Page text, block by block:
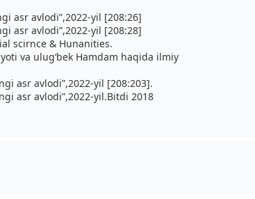
asr avlodi”,2022-yil [208:26]
asr avlodi”,2022-yil [208:28]
scirnce & Hunanities.
va ulug‘bek Hamdam haqida ilmiy
asr avlodi”,2022-yil [208:203].
asr avlodi”,2022-yil.Bitdi 2018